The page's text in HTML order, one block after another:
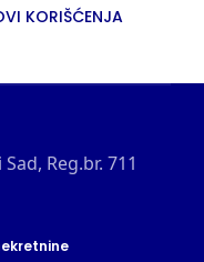
KORIŠĆENJA
Reg.br. 711